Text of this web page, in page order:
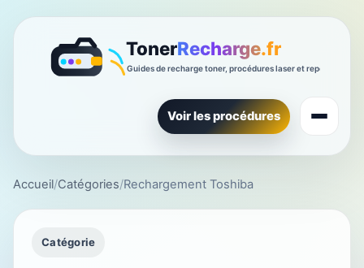
Voir les procédures
Accueil/Catégories/Rechargement Toshiba
Catégorie